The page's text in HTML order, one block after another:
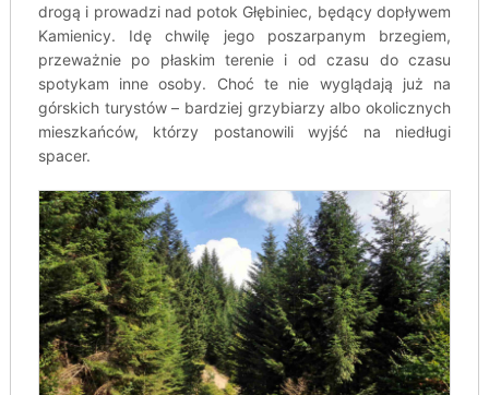
drogą i prowadzi nad potok Głębiniec, będący dopływem
Kamienicy. Idę chwilę jego poszarpanym brzegiem,
przeważnie po płaskim terenie i od czasu do czasu
spotykam inne osoby. Choć te nie wyglądają już na
górskich turystów – bardziej grzybiarzy albo okolicznych
mieszkańców, którzy postanowili wyjść na niedługi
spacer.